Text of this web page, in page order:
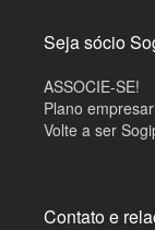
Seja sócio
ASSOCIE-SE!
Plano
Volte a ser
Contato e